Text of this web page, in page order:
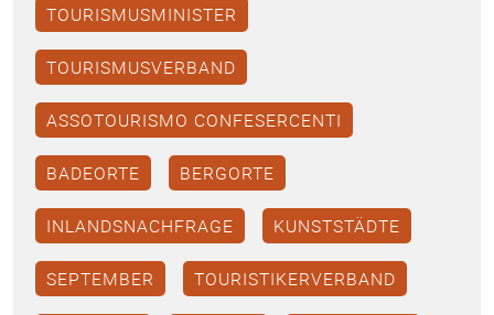
TOURISMUSMINISTER
TOURISMUSVERBAND
ASSOTOURISMO CONFESERCENTI
BADEORTE BERGORTE
INLANDSNACHFRAGE KUNSTSTÄDTE
SEPTEMBER TOURISTIKERVERBAND